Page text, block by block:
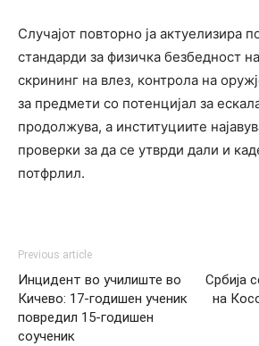
Случајот повторно ја актуелизира
стандарди за физичка безбедност
скрининг на влез, контрола на
за предмети со потенцијал за
продолжува, а институциите
проверки за да се утврди дали и
потфрлил.
Previous article
Инцидент во училиште во
Кичево: 17-годишен ученик
повредил 15-годишен
соученик
Србија
на